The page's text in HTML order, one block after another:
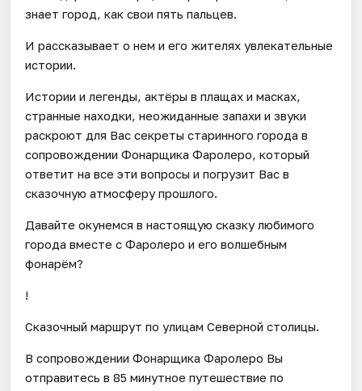
знает город, как свои пять пальцев.
И рассказывает о нем и его жителях увлекательные
истории.
Истории и легенды, актёры в плащах и масках,
странные находки, неожиданные запахи и звуки
раскроют для Вас секреты старинного города в
сопровождении Фонарщика Фаролеро, который
ответит на все эти вопросы и погрузит Вас в
сказочную атмосферу прошлого.
Давайте окунемся в настоящую сказку любимого
города вместе с Фаролеро и его волшебным
фонарём?
!
Сказочный маршрут по улицам Северной столицы.
В сопровождении Фонарщика Фаролеро Вы
отправитесь в 85 минутное путешествие по